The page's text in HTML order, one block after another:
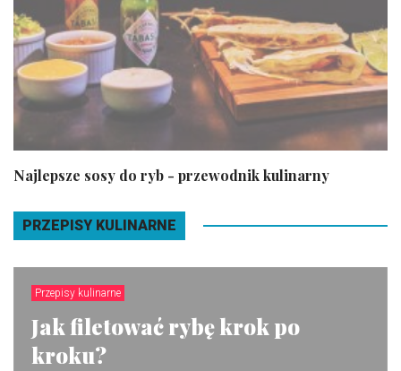
Najlepsze sosy do ryb - przewodnik kulinarny
PRZEPISY KULINARNE
Przepisy kulinarne
Jak filetować rybę krok po
kroku?